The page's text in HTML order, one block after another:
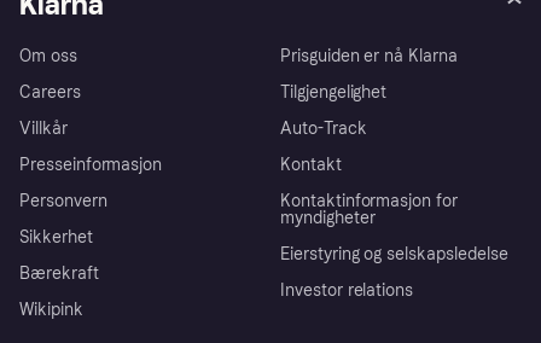
Om oss
Careers
Villkår
Presseinformasjon
Personvern
Sikkerhet
Bærekraft
Wikipink
Prisguiden er nå Klarna
Tilgjengelighet
Auto-Track
Kontakt
Kontaktinformasjon for
myndigheter
Eierstyring og selskapsledelse
Investor relations